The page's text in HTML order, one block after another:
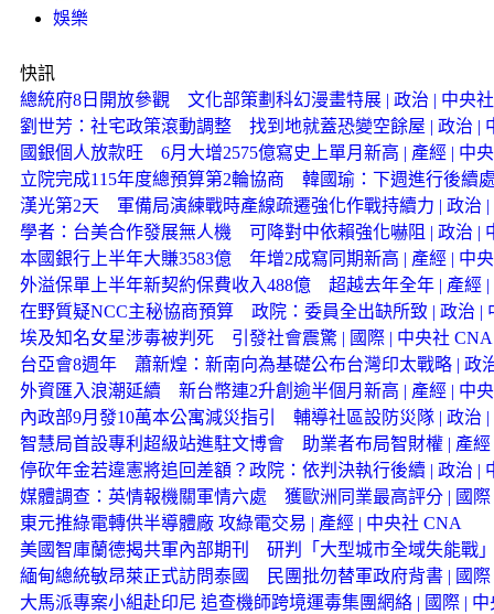
娛樂
快訊
總統府8日開放參觀 文化部策劃科幻漫畫特展 | 政治 | 中央
劉世芳：社宅政策滾動調整 找到地就蓋恐變空餘屋 | 政治 |
國銀個人放款旺 6月大增2575億寫史上單月新高 | 產經 | 中
立院完成115年度總預算第2輪協商 韓國瑜：下週進行後續
漢光第2天 軍備局演練戰時產線疏遷強化作戰持續力 | 政治 |
學者：台美合作發展無人機 可降對中依賴強化嚇阻 | 政治 |
本國銀行上半年大賺3583億 年增2成寫同期新高 | 產經 | 中
外溢保單上半年新契約保費收入488億 超越去年全年 | 產經
在野質疑NCC主秘協商預算 政院：委員全出缺所致 | 政治 |
埃及知名女星涉毒被判死 引發社會震驚 | 國際 | 中央社 CNA
台亞會8週年 蕭新煌：新南向為基礎公布台灣印太戰略 | 政
外資匯入浪潮延續 新台幣連2升創逾半個月新高 | 產經 | 中
內政部9月發10萬本公寓減災指引 輔導社區設防災隊 | 政治
智慧局首設專利超級站進駐文博會 助業者布局智財權 | 產經
停砍年金若違憲將追回差額？政院：依判決執行後續 | 政治 |
媒體調查：英情報機關軍情六處 獲歐洲同業最高評分 | 國際
東元推綠電轉供半導體廠 攻綠電交易 | 產經 | 中央社 CNA
美國智庫蘭德揭共軍內部期刊 研判「大型城市全域失能戰
緬甸總統敏昂萊正式訪問泰國 民團批勿替軍政府背書 | 國際
大馬派專案小組赴印尼 追查機師跨境運毒集團網絡 | 國際 |